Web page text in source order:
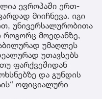
ევროპაში ერთ-
მიიჩნევა. იგი
უნივერსალურობითა
მოედანზე,
უმაღლეს
უთავსებს
ფარქვეშიდან
და გუნდის
ოფიციალური